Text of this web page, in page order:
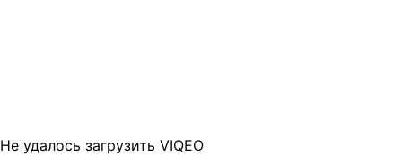
Не удалось загрузить VIQEO